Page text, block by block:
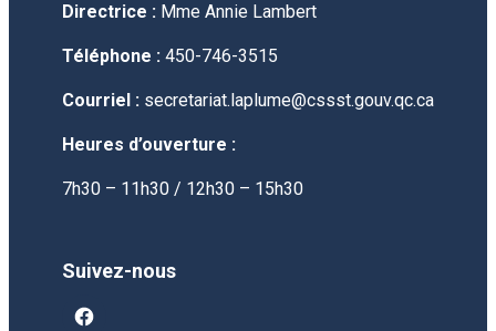
Directrice : Mme Annie Lambert
Téléphone : 450-746-3515
Courriel : secretariat.laplume@cssst.gouv.qc.ca
Heures d’ouverture :
7h30 – 11h30 / 12h30 – 15h30
Suivez-nous